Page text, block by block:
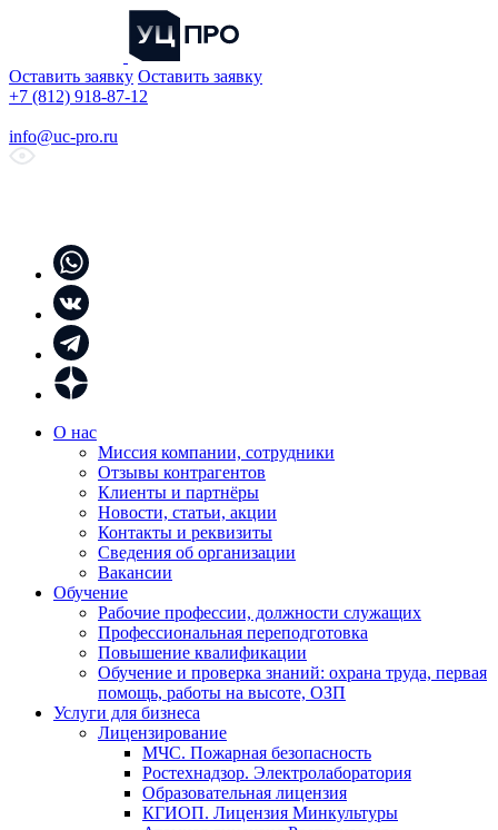
Оставить заявку Оставить заявку
+7 (812) 918-87-12
info@uc-pro.ru
О нас
Миссия компании, сотрудники
Отзывы контрагентов
Клиенты и партнёры
Новости, статьи, акции
Контакты и реквизиты
Сведения об организации
Вакансии
Обучение
Рабочие профессии, должности служащих
Профессиональная переподготовка
Повышение квалификации
Обучение и проверка знаний: охрана труда, первая
помощь, работы на высоте, ОЗП
Услуги для бизнеса
Лицензирование
МЧС. Пожарная безопасность
Ростехнадзор. Электролаборатория
Образовательная лицензия
КГИОП. Лицензия Минкультуры